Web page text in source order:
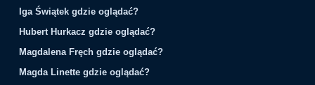
Iga Świątek gdzie oglądać?
Hubert Hurkacz gdzie oglądać?
Magdalena Fręch gdzie oglądać?
Magda Linette gdzie oglądać?